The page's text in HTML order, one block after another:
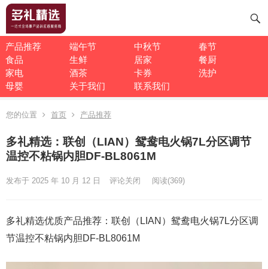
产品推荐 端午节 中秋节
春节
食品
生鲜 居家
餐厨
家电
酒茶 卡券
洗护
母婴
关于我们 联系我们
您的位置 首页 产品推荐
多礼精选：联创（LIAN）鸳鸯电火锅7L分区调节
温控不粘锅内胆DF-BL8061M
发布于 2025 年 10 月 12 日 评论关闭 阅读(369)
多礼精选优质产品推荐：联创（LIAN）鸳鸯电火锅7L分区调
节温控不粘锅内胆DF-BL8061M